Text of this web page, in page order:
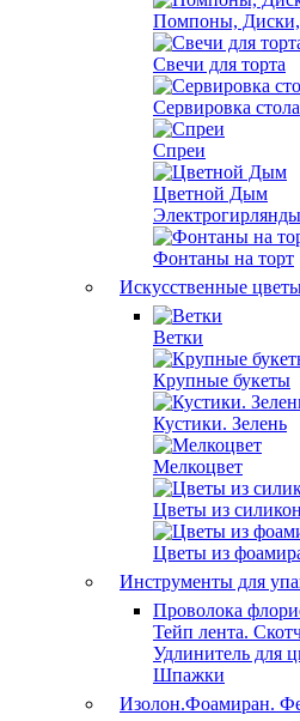
Помпоны, Диски,
Свечи для торта
Сервировка стола
Спреи
Цветной Дым
Электрогирлянды
Фонтаны на торт
Искусственные
Ветки
Крупные букеты
Кустики. Зелень
Мелкоцвет
Цветы из
Цветы из
Инструменты для
Проволока
Тейп лента.
Удлинитель для
Шпажки
Изолон.Фоамиран.